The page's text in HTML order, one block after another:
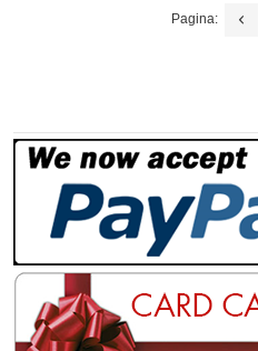
Pagina: